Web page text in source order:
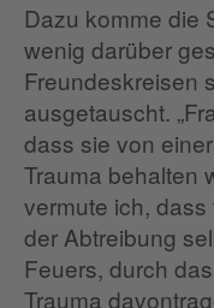
Dazu komme die
wenig darüber
Freundeskreisen
ausgetauscht.
dass sie von
Trauma behalten
vermute ich,
der Abtreibung
Feuers, durch
Trauma